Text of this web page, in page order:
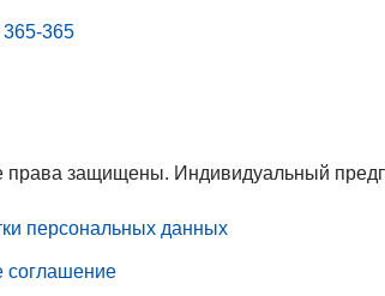
365
права защищены. Индивидуальный
персональных данных
соглашение